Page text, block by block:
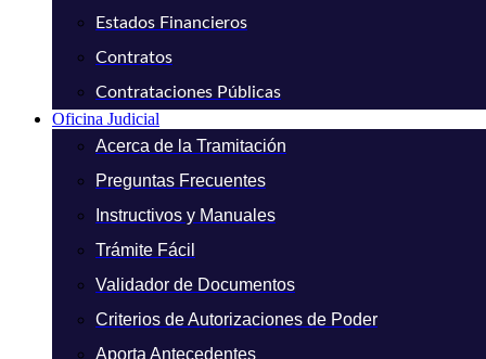
Estados Financieros
Contratos
Contrataciones Públicas
Oficina Judicial
Acerca de la Tramitación
Preguntas Frecuentes
Instructivos y Manuales
Trámite Fácil
Validador de Documentos
Criterios de Autorizaciones de Poder
Aporta Antecedentes